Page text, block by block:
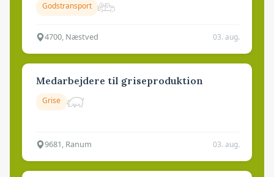
Godstransport
4700, Næstved 03. aug.
Medarbejdere til griseproduktion
Grise
9681, Ranum 03. aug.